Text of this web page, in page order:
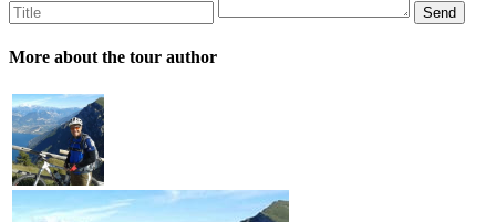
More about the tour author